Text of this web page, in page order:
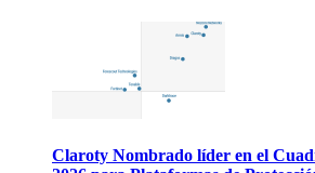
Claroty Nombrado líder en el